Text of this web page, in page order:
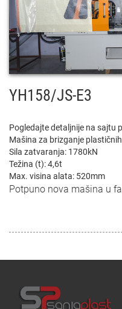
YH158/JS-E3
Pogledajte detaljnije na sajtu
Mašina za brizganje
Sila zatvaranja: 1780kN
Težina (t): 4,6t
Max. visina alata: 520mm
Potpuno nova mašina u